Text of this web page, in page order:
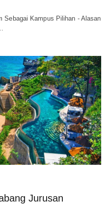
Sebagai Kampus Pilihan - Alasan
Jurusan